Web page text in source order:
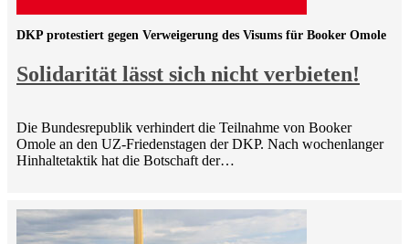
Solidarität lässt sich nicht verbieten!
DKP protestiert gegen Verweigerung des Visums für Booker Omole
Die Bundesrepublik verhindert die Teilnahme von Booker
Omole an den UZ-Friedenstagen der DKP. Nach wochenlanger
Hinhaltetaktik hat die Botschaft der…